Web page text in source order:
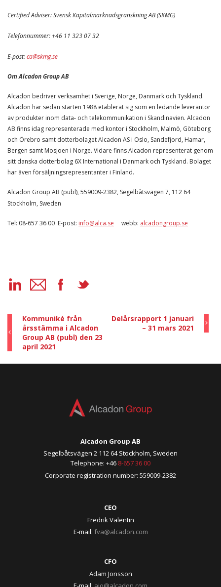
Certified Adviser: Svensk Kapitalmarknadsgranskning AB (SKMG)
Telefonnummer: +46 11 323 07 32
E-post:ca@skmg.se
Om Alcadon Group AB
Alcadon bedriver verksamhet i Sverige, Norge, Danmark och Tyskland.
Alcadon har sedan starten 1988 etablerat sig som en ledande leverantör
av produkter inom data- och telekommunikation i Skandinavien. Alcadon
AB finns idag representerade med kontor i Stockholm, Malmö, Göteborg
och Örebro samt dotterbolaget Alcadon AS i Oslo, Sandefjord, Hamar,
Bergen samt Mosjoen i Norge. Vidare finns Alcadon representerat genom
sitt danska dotterbolag 6X International i Danmark och Tyskland. Bolaget
har även försäljningsrepresentanter i Finland.
Alcadon Group AB (publ), 559009-2382, Segelbåtsvägen 7, 112 64
Stockholm, Sweden
Tel: 08-657 36 00 E-post: info@alca.se webb: alcadongroup.se
Kommuniké från
årsstämma i Alcadon
Group AB (publ) den 23
april 2021
Delårsrapport 1 januari
– 31 mars 2021
Alcadon Group AB
Segelbåtsvägen 2 112 64 Stockholm, Sweden
Telephone: +46 8-657 36 00
Corporate registration number: 559009-2382
CEO
Fredrik Valentin
E-mail: fva@alcadon.com
CFO
Adam Jonsson